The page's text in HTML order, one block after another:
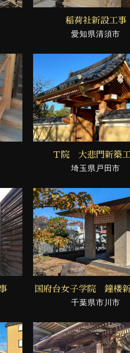
稲荷社新設工事
愛知県清須市
Ｔ院 大悲門新築
埼玉県戸田市
国府台女子学院 鐘楼
千葉県市川市